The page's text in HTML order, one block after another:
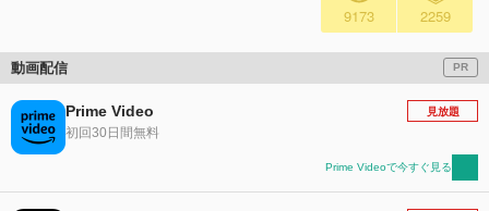
9173 2259
動画配信 PR
Prime Video
初回30日間無料
見放題
Prime Videoで今すぐ見る